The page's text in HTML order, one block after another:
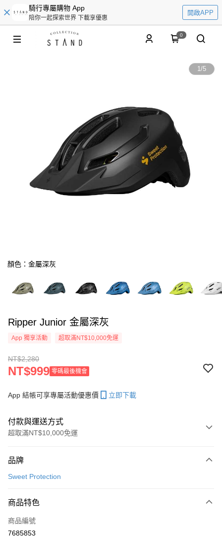
騎行專屬購物 App
陪你一起探索世界 下載享優惠
開啟APP
0
1/5
顏色：金屬深灰
Ripper Junior 金屬深灰
App 獨享活動 超取滿NT$10,000免運
NT$2,280
NT$999 零碼最後機會
App 結帳可享專屬活動優惠價 立即下載
付款與運送方式
超取滿NT$10,000免運
信用卡一次付款
LINE Pay
Apple Pay
品牌
Sweet Protection
商品特色
商品編號
7685853